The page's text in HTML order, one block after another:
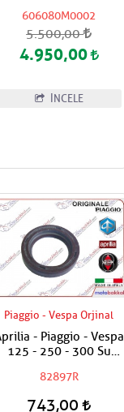
606080M0002
5.500,00
4.950,00
İNCELE
Piaggio - Vespa Orjinal
- Piaggio - Vespa
125 - 250 - 300 Su
82897R
743,00